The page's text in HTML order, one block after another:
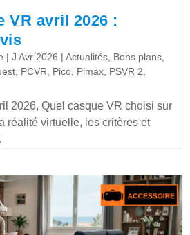
VR avril 2026 :
|J Avr 2026 |Actualités, Bons plans,
, PCVR, Pico, Pimax, PSVR 2,
2026, Quel casque VR choisi sur
réalité virtuelle, les critères et